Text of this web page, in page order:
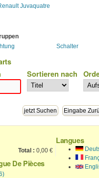
Juvaquatre
Schalter
Sortieren nach
Total : 0,00 €
De Pièces
Langues